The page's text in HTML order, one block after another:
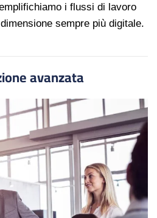
i flussi di lavoro
sempre più digitale.
avanzata